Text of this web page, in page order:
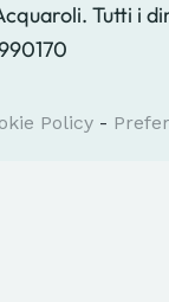
Tutti i
Policy -